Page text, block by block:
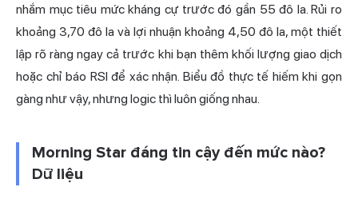
nhắm mục tiêu mức kháng cự trước đó gần 55 đô la. Rủi ro
khoảng 3,70 đô la và lợi nhuận khoảng 4,50 đô la, một thiết
lập rõ ràng ngay cả trước khi bạn thêm khối lượng giao dịch
hoặc chỉ báo RSI để xác nhận. Biểu đồ thực tế hiếm khi gọn
gàng như vậy, nhưng logic thì luôn giống nhau.
Morning Star đáng tin cậy đến mức nào?
Dữ liệu